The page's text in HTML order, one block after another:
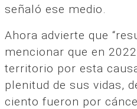
señaló ese medio.
Ahora advierte que
mencionar que en
territorio por esta
plenitud de sus vidas,
ciento fueron por